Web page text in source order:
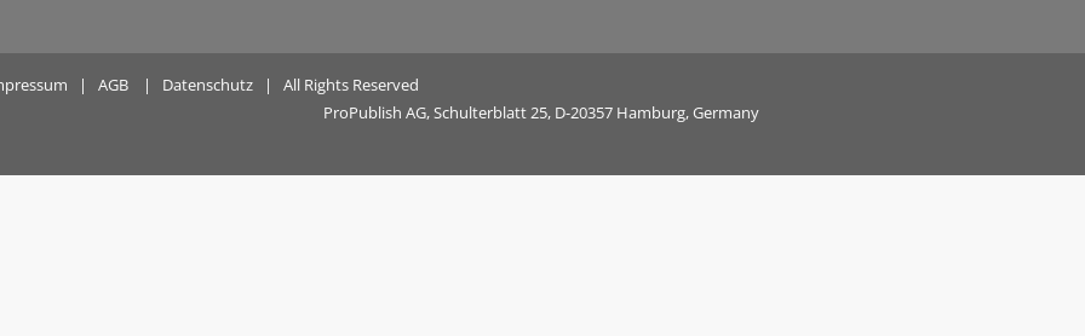
| AGB| Datenschutz| All Rights Reserved
ProPublish AG, Schulterblatt 25, D-20357 Hamburg, Germany